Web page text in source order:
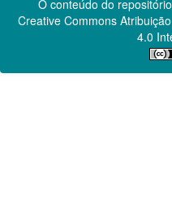
O conteúdo do
Creative Commons
4.0